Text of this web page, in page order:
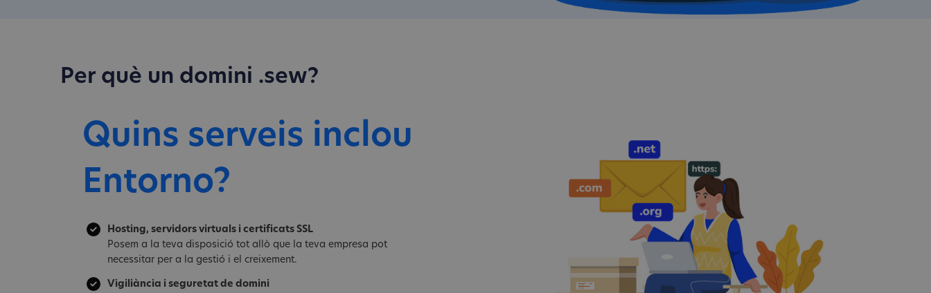
Per què un domini .sew?
Quins serveis inclou
Entorno?
Hosting, servidors virtuals i certificats SSL
Posem a la teva disposició tot allò que la teva empresa pot
necessitar per a la gestió i el creixement.
Vigiliància i seguretat de domini